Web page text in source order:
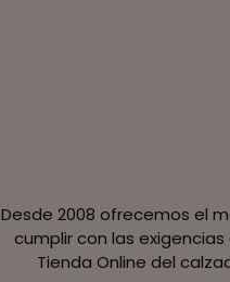
Desde 2008 ofrecemos el
cumplir con las
Tienda Online del